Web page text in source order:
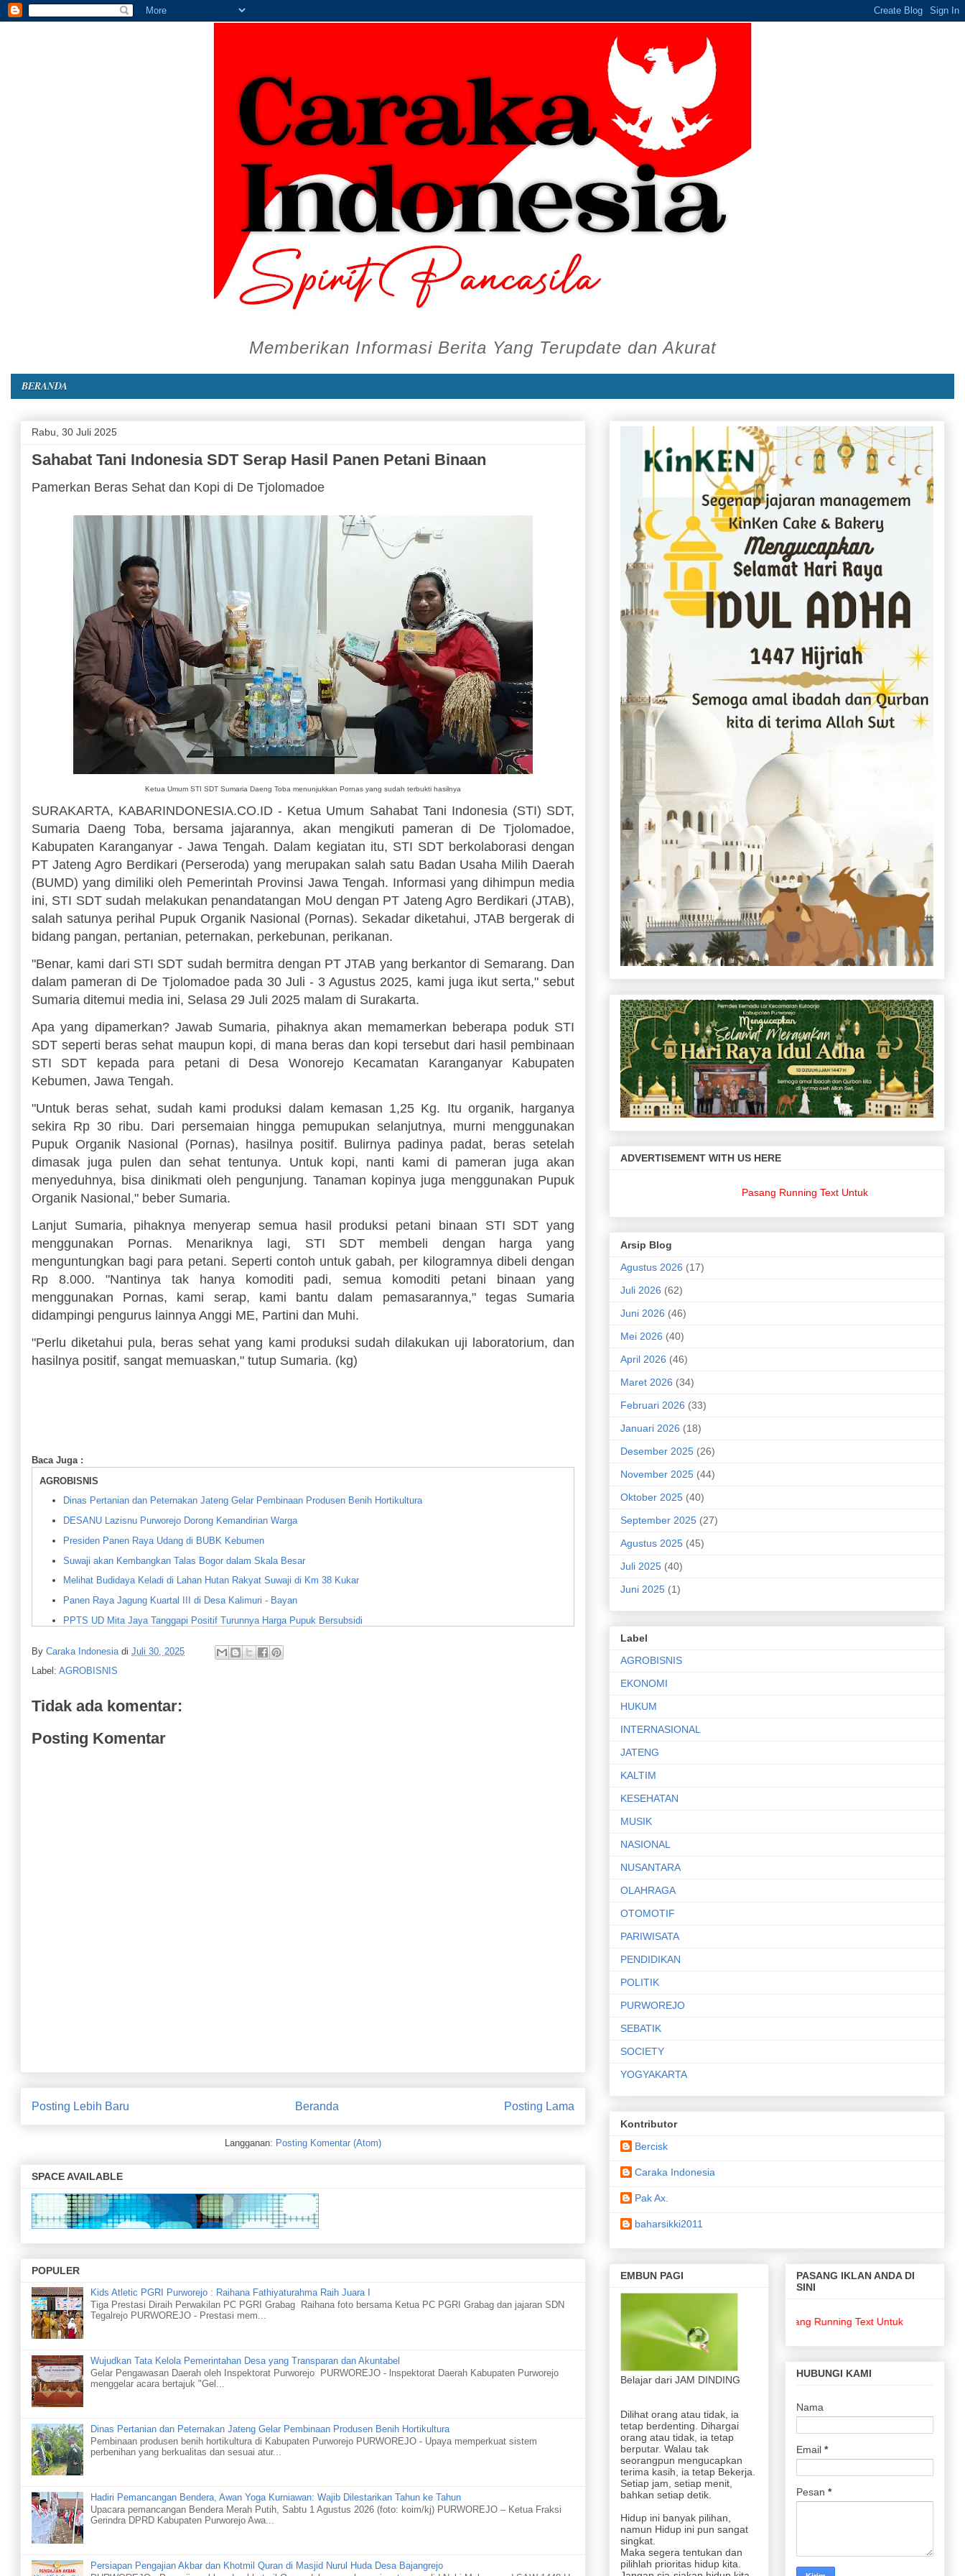
Memberikan Informasi Berita Yang Terupdate dan Akurat
BERANDA
Rabu, 30 Juli 2025
Sahabat Tani Indonesia SDT Serap Hasil Panen Petani Binaan
Pamerkan Beras Sehat dan Kopi di De Tjolomadoe
Ketua Umum STI SDT Sumaria Daeng Toba menunjukkan Pornas yang sudah terbukti hasilnya
SURAKARTA, KABARINDONESIA.CO.ID - Ketua Umum Sahabat Tani Indonesia (STI) SDT,
Sumaria Daeng Toba, bersama jajarannya, akan mengikuti pameran di De Tjolomadoe,
Kabupaten Karanganyar - Jawa Tengah. Dalam kegiatan itu, STI SDT berkolaborasi dengan
PT Jateng Agro Berdikari (Perseroda) yang merupakan salah satu Badan Usaha Milih Daerah
(BUMD) yang dimiliki oleh Pemerintah Provinsi Jawa Tengah. Informasi yang dihimpun media
ini, STI SDT sudah melakukan penandatangan MoU dengan PT Jateng Agro Berdikari (JTAB),
salah satunya perihal Pupuk Organik Nasional (Pornas). Sekadar diketahui, JTAB bergerak di
bidang pangan, pertanian, peternakan, perkebunan, perikanan.
"Benar, kami dari STI SDT sudah bermitra dengan PT JTAB yang berkantor di Semarang. Dan
dalam pameran di De Tjolomadoe pada 30 Juli - 3 Agustus 2025, kami juga ikut serta," sebut
Sumaria ditemui media ini, Selasa 29 Juli 2025 malam di Surakarta.
Apa yang dipamerkan? Jawab Sumaria, pihaknya akan memamerkan beberapa poduk STI
SDT seperti beras sehat maupun kopi, di mana beras dan kopi tersebut dari hasil pembinaan
STI SDT kepada para petani di Desa Wonorejo Kecamatan Karanganyar Kabupaten
Kebumen, Jawa Tengah.
"Untuk beras sehat, sudah kami produksi dalam kemasan 1,25 Kg. Itu organik, harganya
sekira Rp 30 ribu. Dari persemaian hingga pemupukan selanjutnya, murni menggunakan
Pupuk Organik Nasional (Pornas), hasilnya positif. Bulirnya padinya padat, beras setelah
dimasak juga pulen dan sehat tentunya. Untuk kopi, nanti kami di pameran juga akan
menyeduhnya, bisa dinikmati oleh pengunjung. Tanaman kopinya juga menggunakan Pupuk
Organik Nasional," beber Sumaria.
Lanjut Sumaria, pihaknya menyerap semua hasil produksi petani binaan STI SDT yang
menggunakan Pornas. Menariknya lagi, STI SDT membeli dengan harga yang
menguntungkan bagi para petani. Seperti contoh untuk gabah, per kilogramnya dibeli dengan
Rp 8.000. "Nantinya tak hanya komoditi padi, semua komoditi petani binaan yang
menggunakan Pornas, kami serap, kami bantu dalam pemasarannya," tegas Sumaria
didampingi pengurus lainnya Anggi ME, Partini dan Muhi.
"Perlu diketahui pula, beras sehat yang kami produksi sudah dilakukan uji laboratorium, dan
hasilnya positif, sangat memuaskan," tutup Sumaria. (kg)
Baca Juga :
AGROBISNIS
Dinas Pertanian dan Peternakan Jateng Gelar Pembinaan Produsen Benih Hortikultura
DESANU Lazisnu Purworejo Dorong Kemandirian Warga
Presiden Panen Raya Udang di BUBK Kebumen
Suwaji akan Kembangkan Talas Bogor dalam Skala Besar
Melihat Budidaya Keladi di Lahan Hutan Rakyat Suwaji di Km 38 Kukar
Panen Raya Jagung Kuartal III di Desa Kalimuri - Bayan
PPTS UD Mita Jaya Tanggapi Positif Turunnya Harga Pupuk Bersubsidi
Polres Purworejo Gelar Panen Raya dan Penanaman Jagung
Ketum Sahabat Tani Indonesia SDT Sempatkan Diskusi dengan Sekdaprov Jateng
Sumaria : Panen di Kebumen, Hasilnya Melimpah
By Caraka Indonesia di Juli 30, 2025
Label: AGROBISNIS
Tidak ada komentar:
Posting Komentar
Posting Lebih Baru Posting Lama
Beranda
Langganan: Posting Komentar (Atom)
SPACE AVAILABLE
POPULER
Kids Atletic PGRI Purworejo : Raihana Fathiyaturahma Raih Juara I
Tiga Prestasi Diraih Perwakilan PC PGRI Grabag Raihana foto bersama Ketua PC PGRI Grabag dan jajaran SDN
Tegalrejo PURWOREJO - Prestasi mem...
Wujudkan Tata Kelola Pemerintahan Desa yang Transparan dan Akuntabel
Gelar Pengawasan Daerah oleh Inspektorat Purworejo PURWOREJO - lnspektorat Daerah Kabupaten Purworejo
menggelar acara bertajuk "Gel...
Dinas Pertanian dan Peternakan Jateng Gelar Pembinaan Produsen Benih Hortikultura
Pembinaan produsen benih hortikultura di Kabupaten Purworejo PURWOREJO - Upaya memperkuat sistem
perbenihan yang berkualitas dan sesuai atur...
Hadiri Pemancangan Bendera, Awan Yoga Kurniawan: Wajib Dilestarikan Tahun ke Tahun
Upacara pemancangan Bendera Merah Putih, Sabtu 1 Agustus 2026 (foto: koim/kj) PURWOREJO – Ketua Fraksi
Gerindra DPRD Kabupaten Purworejo Awa...
Persiapan Pengajian Akbar dan Khotmil Quran di Masjid Nurul Huda Desa Bajangrejo
ADVERTISEMENT WITH US HERE
Pasang Running Text Untuk Keperluan Bisnis Anda??
Arsip Blog
Agustus 2026 (17)
Juli 2026 (62)
Juni 2026 (46)
Mei 2026 (40)
April 2026 (46)
Maret 2026 (34)
Februari 2026 (33)
Januari 2026 (18)
Desember 2025 (26)
November 2025 (44)
Oktober 2025 (40)
September 2025 (27)
Agustus 2025 (45)
Juli 2025 (40)
Juni 2025 (1)
Label
AGROBISNIS
EKONOMI
HUKUM
INTERNASIONAL
JATENG
KALTIM
KESEHATAN
MUSIK
NASIONAL
NUSANTARA
OLAHRAGA
OTOMOTIF
PARIWISATA
PENDIDIKAN
POLITIK
PURWOREJO
SEBATIK
SOCIETY
YOGYAKARTA
Kontributor
Bercisk
Caraka Indonesia
Pak Ax.
baharsikki2011
EMBUN PAGI
Belajar dari JAM DINDING
Dilihat orang atau tidak, ia
tetap berdenting. Dihargai
orang atau tidak, ia tetap
berputar. Walau tak
seorangpun mengucapkan
terima kasih, ia tetap Bekerja.
Setiap jam, setiap menit,
bahkan setiap detik.
Hidup ini banyak pilihan,
namun Hidup ini pun sangat
singkat.
Maka segera tentukan dan
pilihlah prioritas hidup kita.
PASANG IKLAN ANDA DI
SINI
Pasang Running Text Untuk Keperluan Bisnis
HUBUNGI KAMI
Nama
Email *
Pesan *